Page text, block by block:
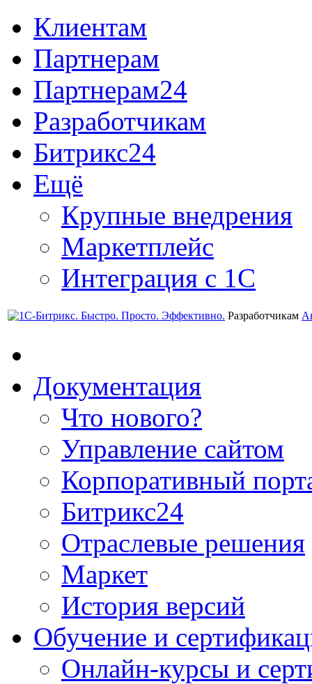
Клиентам
Партнерам
Партнерам24
Разработчикам
Битрикс24
Ещё
Крупные внедрения
Маркетплейс
Интеграция с 1С
Разработчикам
Документация
Что нового?
Управление сайтом
Корпоративный
Битрикс24
Отраслевые решения
Маркет
История версий
Обучение и
Онлайн-курсы и